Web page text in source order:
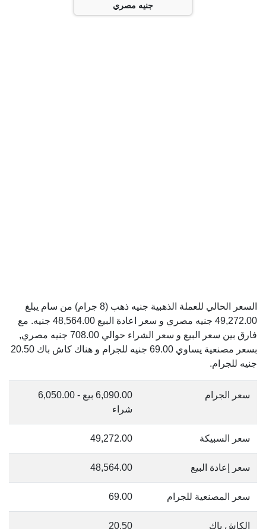
جنيه مصري
السعر الحالي للعملة الذهبية جنيه ذهب (8 جرام) من سام يبلغ
49,272.00 جنيه مصري و سعر اعادة البيع 48,564.00 جنيه. مع
فارق بين سعر البيع و سعر الشراء حوالي 708.00 جنيه مصري,
بسعر مصنعية يساوي 69.00 جنيه للجرام و هناك كاش باك 20.50
جنيه للجرام.
سعر الجرام
6,090.00 بيع - 6,050.00
شراء
سعر السبيكة 49,272.00
سعر إعادة البيع 48,564.00
سعر المصنعية للجرام 69.00
الكاش باك 20.50